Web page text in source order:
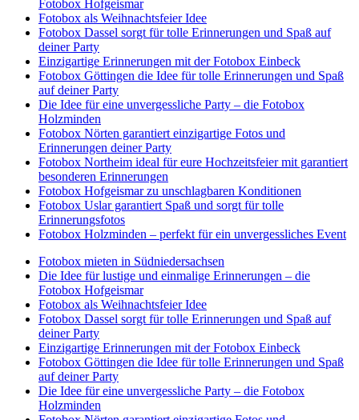
Fotobox Hofgeismar
Fotobox als Weihnachtsfeier Idee
Fotobox Dassel sorgt für tolle Erinnerungen und Spaß auf
deiner Party
Einzigartige Erinnerungen mit der Fotobox Einbeck
Fotobox Göttingen die Idee für tolle Erinnerungen und Spaß
auf deiner Party
Die Idee für eine unvergessliche Party – die Fotobox
Holzminden
Fotobox Nörten garantiert einzigartige Fotos und
Erinnerungen deiner Party
Fotobox Northeim ideal für eure Hochzeitsfeier mit garantiert
besonderen Erinnerungen
Fotobox Hofgeismar zu unschlagbaren Konditionen
Fotobox Uslar garantiert Spaß und sorgt für tolle
Erinnerungsfotos
Fotobox Holzminden – perfekt für ein unvergessliches Event
Fotobox mieten in Südniedersachsen
Die Idee für lustige und einmalige Erinnerungen – die
Fotobox Hofgeismar
Fotobox als Weihnachtsfeier Idee
Fotobox Dassel sorgt für tolle Erinnerungen und Spaß auf
deiner Party
Einzigartige Erinnerungen mit der Fotobox Einbeck
Fotobox Göttingen die Idee für tolle Erinnerungen und Spaß
auf deiner Party
Die Idee für eine unvergessliche Party – die Fotobox
Holzminden